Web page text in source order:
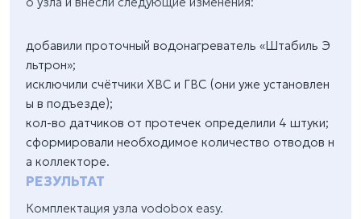
добавили проточный водонагреватель «Штабиль Э
льтрон»;
исключили счётчики ХВС и ГВС (они уже установлен
ы в подъезде);
кол-во датчиков от протечек определили 4 штуки;
сформировали необходимое количество отводов н
а коллекторе.
РЕЗУЛЬТАТ
Комплектация узла vodobox easy.